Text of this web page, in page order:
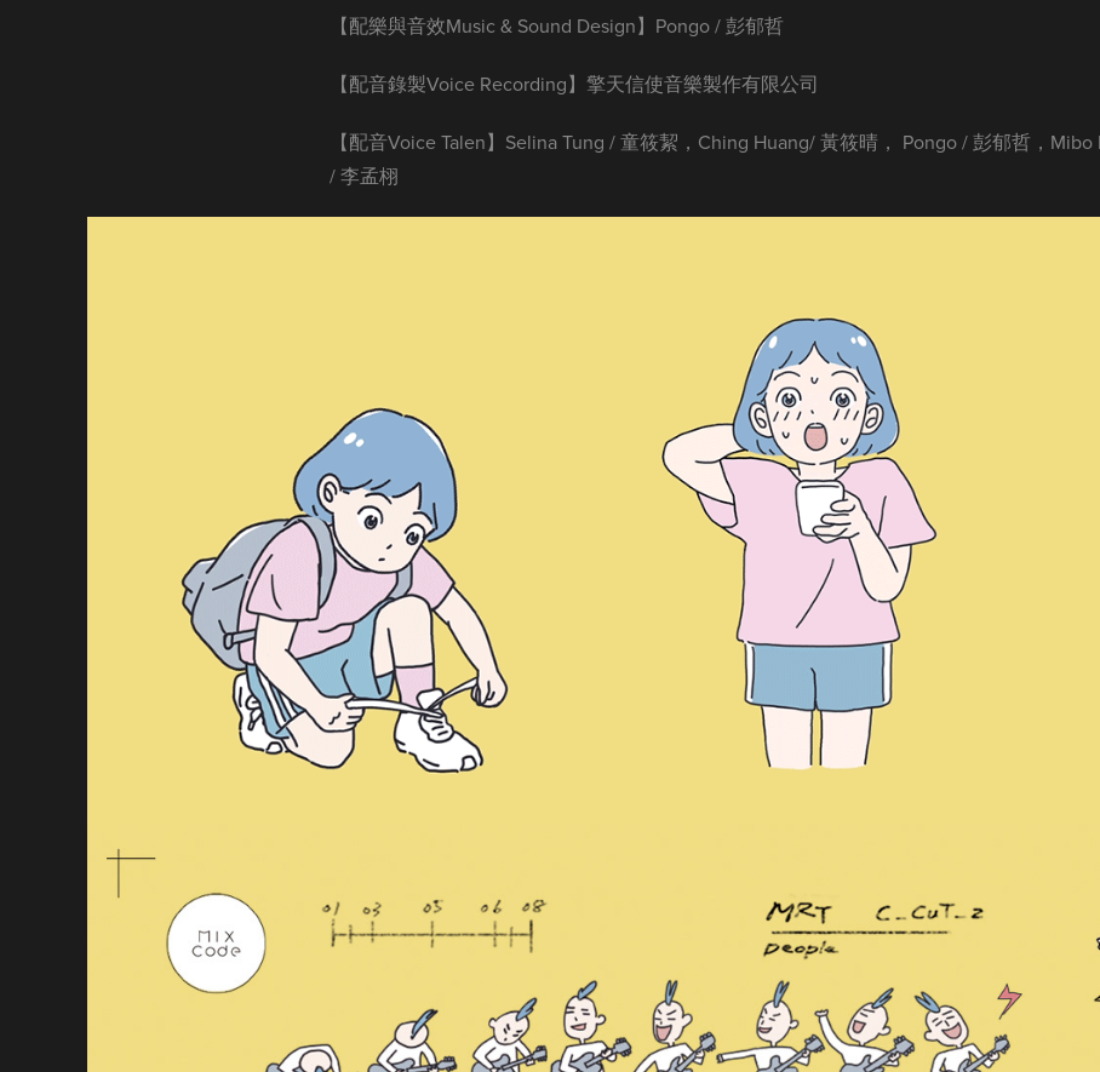
【配樂與音效Music & Sound Design】Pongo / 彭郁哲
【配音錄製Voice Recording】擎天信使音樂製作有限公司
【配音Voice Talen】Selina Tung / 童筱絜，Ching Huang/ 黃筱晴， Pongo / 彭郁哲，
/ 李孟栩